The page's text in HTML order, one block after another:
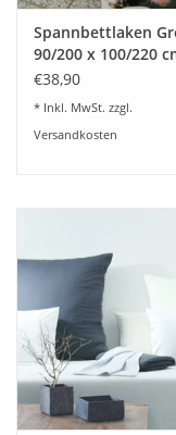
(Nicht aufgeführte
werden)
Spannbettlaken
90/200 x 100/220
Jersey Stretch -
30 cm Höhe,
Boxspring- und
€38,90
* Inkl. MwSt. zzgl.
Versandkosten